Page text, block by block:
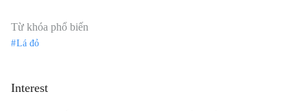
Từ khóa phổ biến
Lá đỏ
Interest